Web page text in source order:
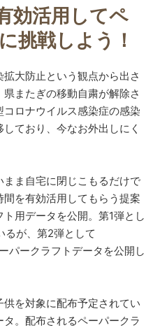
効活用してペ
挑戦しよう！
大防止という観点から出さ
またぎの移動自粛が解除さ
ロナウイルス感染症の感染
ており、今なお外出しにく
ま自宅に閉じこもるだけで
を有効活用してもらう提案
用データを公開。第1弾とし
るが、第2弾として
パークラフトデータを公開し
を対象に配布予定されてい
。配布されるペーパークラ